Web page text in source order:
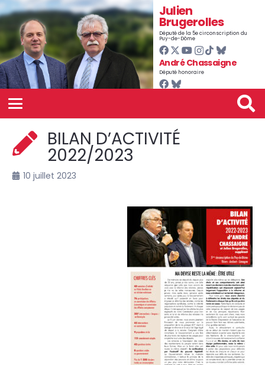
Julien
Brugerolles
Député de la 5e circonscription du
Puy-de-Dôme
André Chassaigne
Député honoraire
BILAN D’ACTIVITÉ
2022/2023
10 juillet 2023